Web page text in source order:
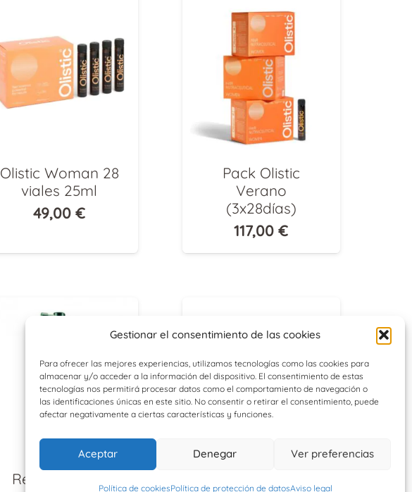
Gestionar el consentimiento de las cookies
Para ofrecer las mejores experiencias, utilizamos tecnologías como las cookies para
almacenar y/o acceder a la información del dispositivo. El consentimiento de estas
tecnologías nos permitirá procesar datos como el comportamiento de navegación o
las identificaciones únicas en este sitio. No consentir o retirar el consentimiento, puede
afectar negativamente a ciertas características y funciones.
Aceptar Denegar Ver preferencias
Política de cookiesPolítica de protección de datosAviso legal
Olistic Woman 28
viales 25ml
49,00 €
Pack Olistic
Verano
(3x28días)
117,00€
Rene Furterer